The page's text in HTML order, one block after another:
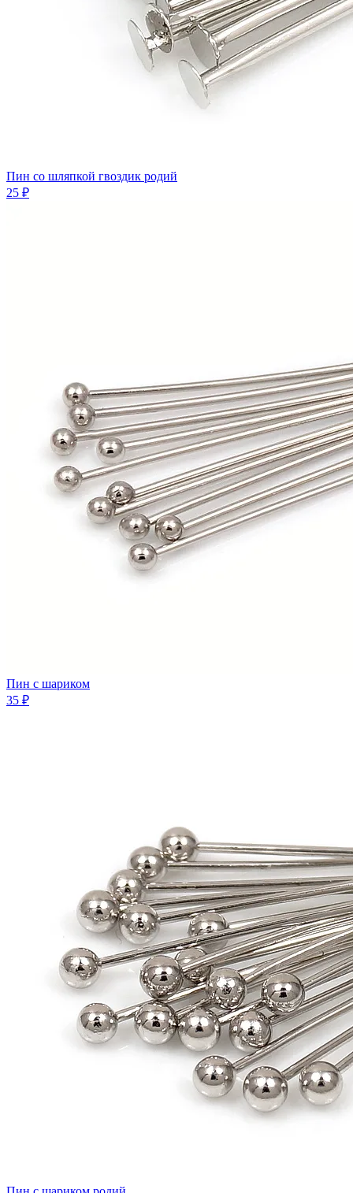
Пин со шляпкой гвоздик родий
25 ₽
Пин с шариком
35 ₽